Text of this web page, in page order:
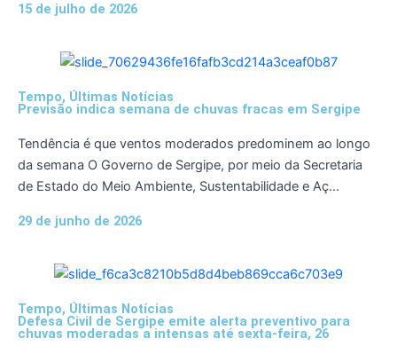
15 de julho de 2026
Tempo, Últimas Notícias
Previsão indica semana de chuvas fracas em Sergipe
Tendência é que ventos moderados predominem ao longo
da semana O Governo de Sergipe, por meio da Secretaria
de Estado do Meio Ambiente, Sustentabilidade e Aç...
29 de junho de 2026
Tempo, Últimas Notícias
Defesa Civil de Sergipe emite alerta preventivo para
chuvas moderadas a intensas até sexta-feira, 26